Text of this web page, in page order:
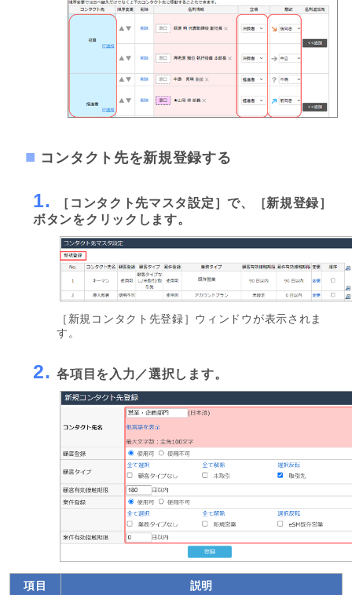
コンタクト先を新規登録する
1.
［コンタクト先マスタ設定］で、［新規登録］
ボタンをクリックします。
［新規コンタクト先登録］ウィンドウが表示されま
す。
2.各項目を入力／選択します。
項目
説明